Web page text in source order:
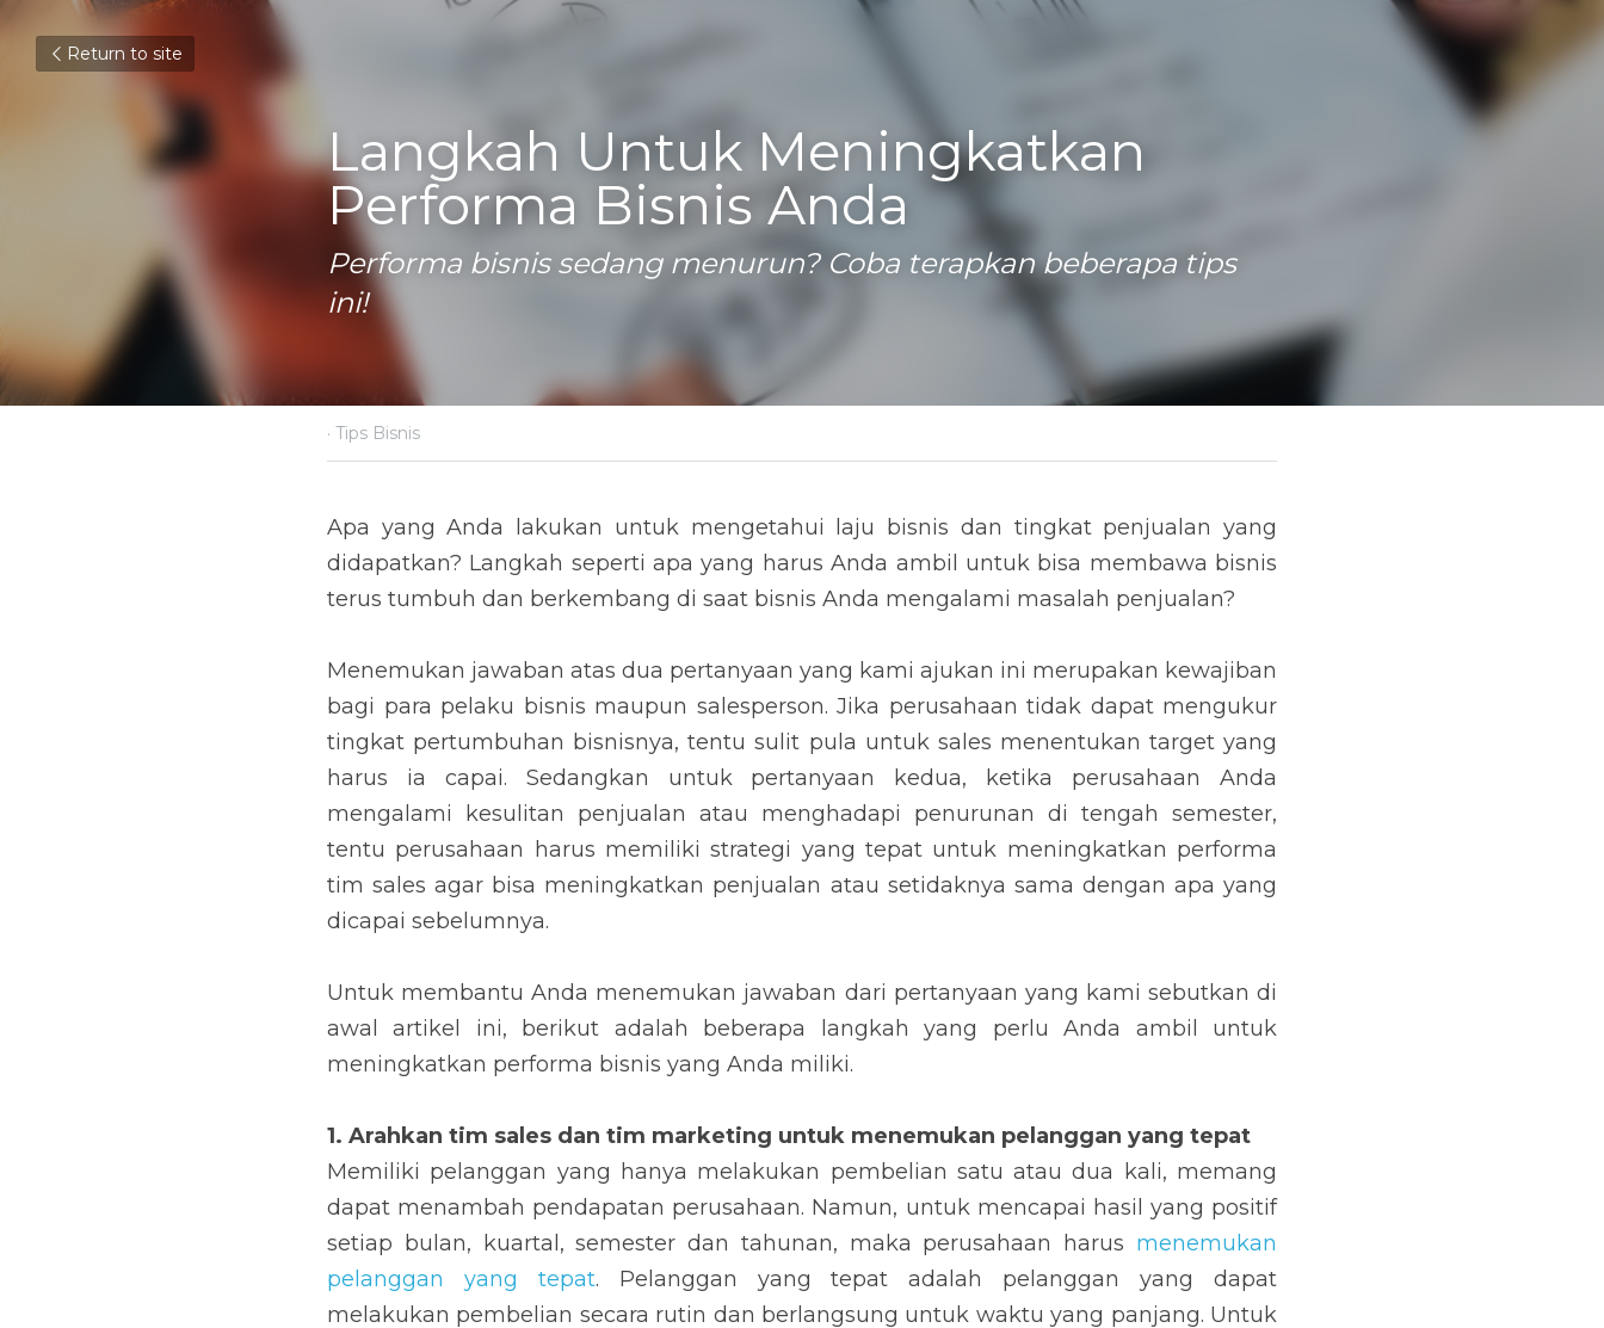
Return to site
Langkah Untuk Meningkatkan
Performa Bisnis Anda
Performa bisnis sedang menurun? Coba terapkan beberapa tips
ini!
February 14, 2019
Apa yang Anda lakukan untuk mengetahui laju bisnis dan tingkat penjualan yang didapatkan?
Langkah seperti apa yang harus Anda ambil untuk bisa membawa bisnis terus tumbuh dan
berkembang di saat bisnis Anda mengalami masalah penjualan?
Menemukan jawaban atas dua pertanyaan yang kami ajukan ini merupakan kewajiban bagi para
pelaku bisnis maupun salesperson. Jika perusahaan tidak dapat mengukur tingkat pertumbuhan
bisnisnya, tentu sulit pula untuk sales menentukan target yang harus ia capai. Sedangkan untuk
pertanyaan kedua, ketika perusahaan Anda mengalami kesulitan penjualan atau menghadapi
penurunan di tengah semester, tentu perusahaan harus memiliki strategi yang tepat untuk
meningkatkan performa tim sales agar bisa meningkatkan penjualan atau setidaknya sama
dengan apa yang dicapai sebelumnya.
ini, berikut adalah beberapa langkah yang perlu Anda ambil untuk meningkatkan performa bisnis
yang Anda miliki.
Memiliki pelanggan yang hanya melakukan pembelian satu atau dua kali, memang dapat
menambah pendapatan perusahaan. Namun, untuk mencapai hasil yang positif setiap bulan,
kuartal, semester dan tahunan, maka perusahaan harus menemukan pelanggan yang tepat.
Pelanggan yang tepat adalah pelanggan yang dapat melakukan pembelian secara rutin dan
berlangsung untuk waktu yang panjang. Untuk menemukan pelanggan yang tepat ini,
perusahaan dapat mengimplementasikan teknologi penjualan seperti CRM dan Marketing